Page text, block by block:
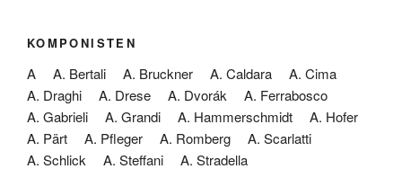
KOMPONISTEN
A A. Bertali A. Bruckner A. Caldara
A. Cima
A. Draghi
A. Drese A. Dvorák
A. Ferrabosco
A. Gabrieli
A. Grandi A. Hammerschmidt
A. Hofer
A. Pärt
A. Pfleger A. Romberg
A. Scarlatti
A. Schlick
A. Steffani A. Stradella